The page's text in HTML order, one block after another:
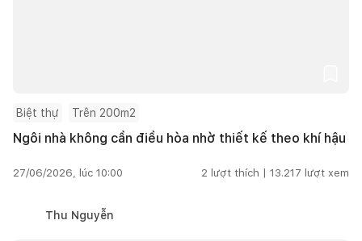
Biệt thự Trên 200m2
Ngôi nhà không cần điều hòa nhờ thiết kế theo khí hậu
27/06/2026, lúc 10:00 2 lượt thích | 13.217 lượt xem
Thu Nguyễn